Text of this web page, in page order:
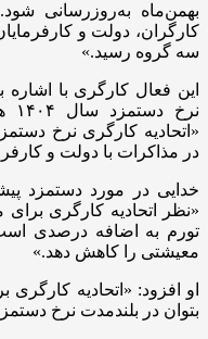
بهمن‌ماه به‌روزرسانی
کارگران، دولت و
سه گروه رسید.»
این فعال کارگری با اشاره
«اتحادیه کارگری نرخ
در مذاکرات با دولت و
خدایی در مورد دستمزد
«نظر اتحادیه کارگری
تورم به اضافه درصدی
معیشتی را کاهش دهد.»
او افزود: «اتحادیه کارگری
بتوان در بلندمدت نرخ